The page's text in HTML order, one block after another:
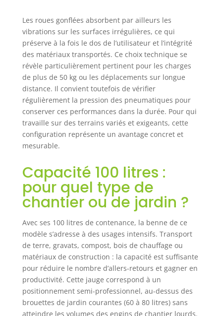
Les roues gonflées absorbent par ailleurs les
vibrations sur les surfaces irrégulières, ce qui
préserve à la fois le dos de l’utilisateur et l’intégrité
des matériaux transportés. Ce choix technique se
révèle particulièrement pertinent pour les charges
de plus de 50 kg ou les déplacements sur longue
distance. Il convient toutefois de vérifier
régulièrement la pression des pneumatiques pour
conserver ces performances dans la durée. Pour qui
travaille sur des terrains variés et exigeants, cette
configuration représente un avantage concret et
mesurable.
Capacité 100 litres :
pour quel type de
chantier ou de jardin ?
Avec ses 100 litres de contenance, la benne de ce
modèle s’adresse à des usages intensifs. Transport
de terre, gravats, compost, bois de chauffage ou
matériaux de construction : la capacité est suffisante
pour réduire le nombre d’allers-retours et gagner en
productivité. Cette jauge correspond à un
positionnement semi-professionnel, au-dessus des
brouettes de jardin courantes (60 à 80 litres) sans
atteindre les volumes des engins de chantier lourds.